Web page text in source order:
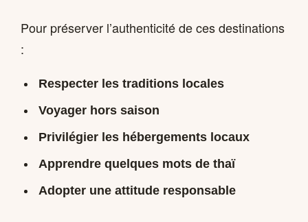
Pour préserver l’authenticité de ces destinations
:
Respecter les traditions locales
Voyager hors saison
Privilégier les hébergements locaux
Apprendre quelques mots de thaï
Adopter une attitude responsable